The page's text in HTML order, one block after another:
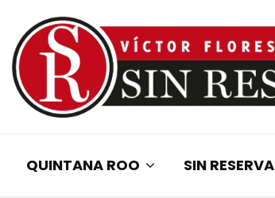
QUINTANA ROO SIN RESERVA